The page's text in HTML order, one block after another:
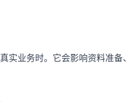
实业务时。它会影响资料准备